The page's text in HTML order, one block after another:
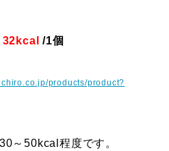
32kcal /1個
products/product?
～50kcal程度です。